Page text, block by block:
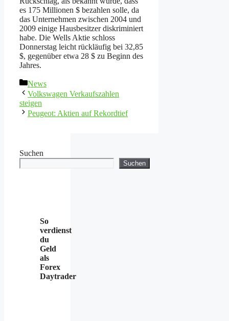
es 175 Millionen $ bezahlen solle, da
das Unternehmen zwischen 2004 und
2009 einige Hausbesitzer diskriminiert
habe. Die Wells Aktie schloss
Donnerstag leicht rückläufig bei 32,85
$, gegenüber etwa 28 $ zu Beginn des
Jahres.
Kategorien
News
Volkswagen Verkaufszahlen
steigen
Peugeot: Aktien auf Rekordtief
Suchen
Suchen
So
verdienst
du
Geld
als
Forex
Daytrader